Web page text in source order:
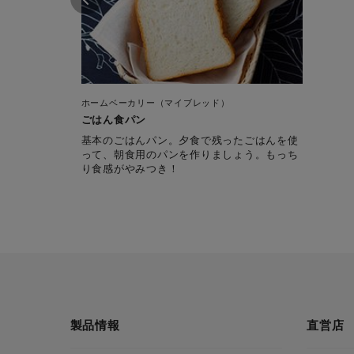
ホームベーカリー（マイブレッド）
ごはん食パン
基本のごはんパン。夕食で残ったごはんを使
って、朝食用のパンを作りましょう。もっち
り食感がやみつき！
製品情報 直営店